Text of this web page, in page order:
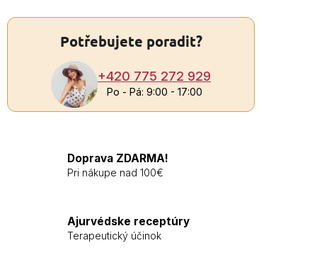
Potřebujete poradit?
+420 775 272 929
Po - Pá: 9:00 - 17:00
Doprava ZDARMA!
Pri nákupe nad 100€
Ajurvédske receptúry
Terapeutický účinok